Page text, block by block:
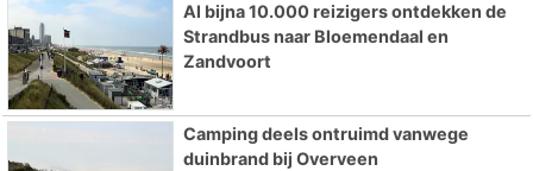
Al bijna 10.000 reizigers ontdekken de
Strandbus naar Bloemendaal en
Zandvoort
Camping deels ontruimd vanwege
duinbrand bij Overveen